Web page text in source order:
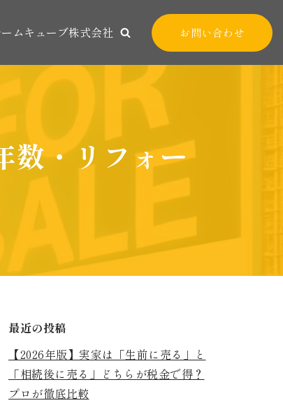
ムキューブ株式会社 お問い合わせ
数・リフォー
最近の投稿
【2026年版】実家は「生前に売る」と
「相続後に売る」どちらが税金で得？
プロが徹底比較